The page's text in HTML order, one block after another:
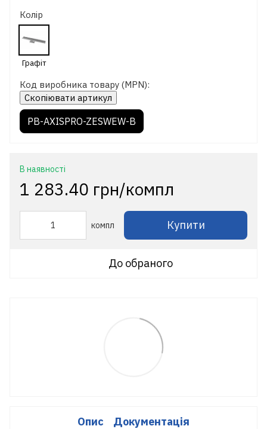
Колір
Код виробника товару (MPN):
Скопіювати артикул
PB-AXISPRO-ZESWEW-B
В наявності
1 283.40 грн/компл
компл Купити
До обраного
Опис Документація